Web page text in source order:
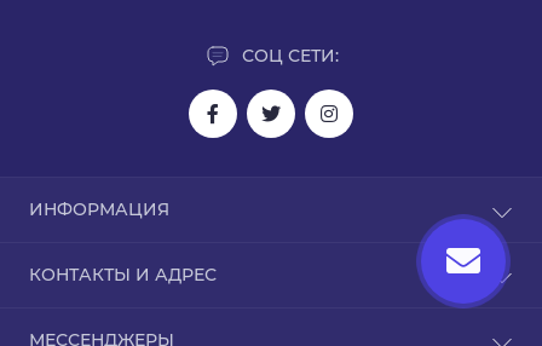
СОЦ СЕТИ:
ИНФОРМАЦИЯ
Отзывы
КОНТАКТЫ И АДРЕС
МЕССЕНДЖЕРЫ